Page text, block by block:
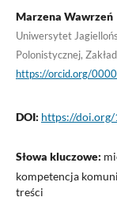
Marzena Wawrzeń
Uniwersytet
Polonistycznej,
https://orcid.org/
DOI: https://
Słowa kluczowe:
kompetencja
treści